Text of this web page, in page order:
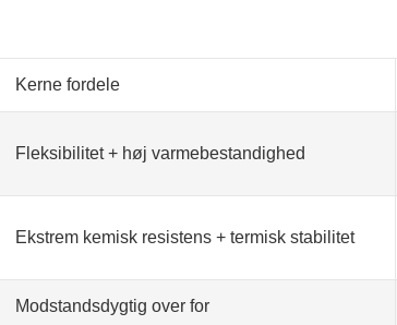
Kerne fordele
Fleksibilitet + høj varmebestandighed
Ekstrem kemisk resistens + termisk stabilitet
Modstandsdygtig over for